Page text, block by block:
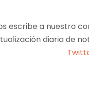
escribe a nuestro
diaria de